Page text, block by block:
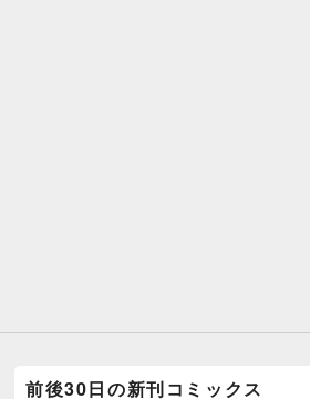
前後30日の新刊コミックス